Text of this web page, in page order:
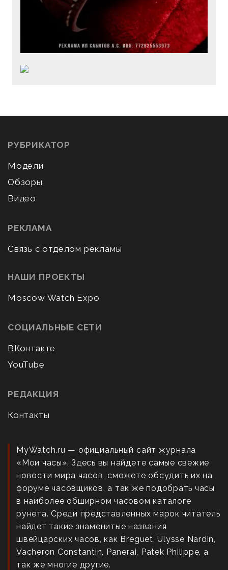
РУБРИКАТОР
Модели
Обзоры
Видео
РЕКЛАМА
Связь с отделом рекламы
НАШИ ПРОЕКТЫ
Moscow Watch Expo
СОЦИАЛЬНЫЕ СЕТИ
ВКонтакте
YouTube
РЕДАКЦИЯ
Контакты
MyWatch.ru — официальный сайт журнала
«Мои часы». Здесь вы найдете самые свежие
новости мира часов, сможете обсудить их на
форуме часовщиков, а так же подобрать часы
в наиболее обширном часовом каталоге
рунета. Среди представленных марок читатель
найдет такие знаменитые названия
швейцарских часов, как Breguet, Ulysse Nardin,
Vacheron Constantin, Panerai, Patek Philippe, а
так же многие другие.